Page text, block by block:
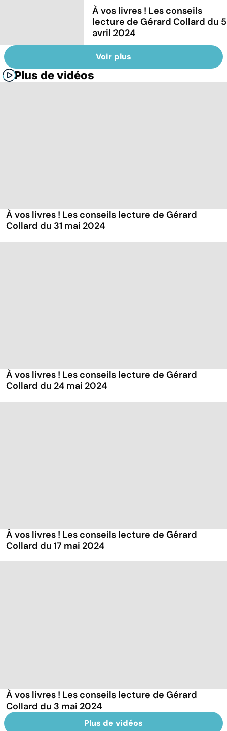
À vos livres ! Les conseils
lecture de Gérard Collard du 5
avril 2024
Voir plus
Plus de vidéos
À vos livres ! Les conseils lecture de Gérard
Collard du 31 mai 2024
À vos livres ! Les conseils lecture de Gérard
Collard du 24 mai 2024
À vos livres ! Les conseils lecture de Gérard
Collard du 17 mai 2024
À vos livres ! Les conseils lecture de Gérard
Collard du 3 mai 2024
Plus de vidéos